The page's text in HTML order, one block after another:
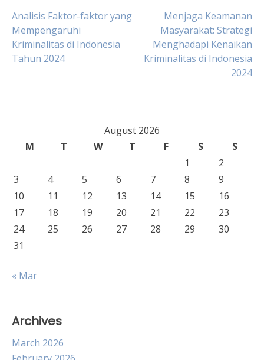
Post
navigation
Analisis Faktor-faktor yang
Mempengaruhi
Kriminalitas di Indonesia
Tahun 2024
Menjaga Keamanan
Masyarakat: Strategi
Menghadapi Kenaikan
Kriminalitas di Indonesia
2024
August 2026
M
T W T F S
S
1
2
3
4 5 6 7 8
9
10
11 12 13 14 15
16
17
18 19 20 21 22
23
24
25 26 27 28 29
30
31
« Mar
Archives
March 2026